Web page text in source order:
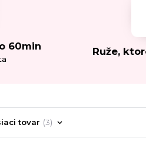
60min Ruže,
tovar 3